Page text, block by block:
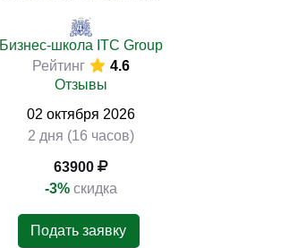
Бизнес-школа ITC Group
Рейтинг
4.6
Отзывы
02 октября 2026
2 дня (16 часов)
63900
-3% скидка
Подать заявку